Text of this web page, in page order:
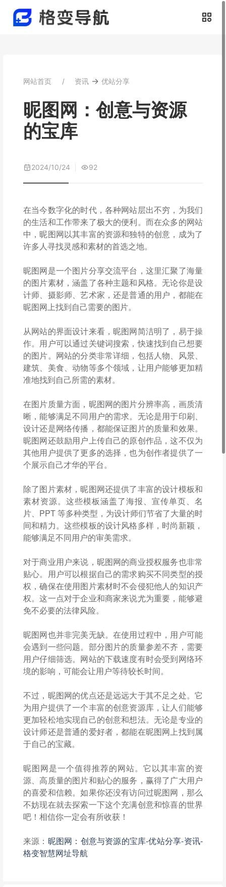
网站首页 资讯 → 优站分享
昵图网：创意与资源
的宝库
2024/10/24 92
在当今数字化的时代，各种网站层出不穷，为我们
的生活和工作带来了极大的便利。而在众多的网站
中，昵图网以其丰富的资源和独特的创意，成为了
许多人寻找灵感和素材的首选之地。
昵图网是一个图片分享交流平台，这里汇聚了海量
的图片素材，涵盖了各种主题和风格。无论你是设
计师、摄影师、艺术家，还是普通的用户，都能在
昵图网上找到自己需要的图片。
从网站的界面设计来看，昵图网简洁明了，易于操
作。用户可以通过关键词搜索，快速找到自己想要
的图片。网站的分类非常详细，包括人物、风景、
建筑、美食、动物等多个领域，让用户能够更加精
准地找到自己所需的素材。
在图片质量方面，昵图网的图片分辨率高，画质清
晰，能够满足不同用户的需求。无论是用于印刷、
设计还是网络传播，都能保证图片的质量和效果。
昵图网还鼓励用户上传自己的原创作品，这不仅为
其他用户提供了更多的选择，也为创作者提供了一
个展示自己才华的平台。
除了图片素材，昵图网还提供了丰富的设计模板和
素材资源。这些模板涵盖了海报、宣传单页、名
片、PPT 等多种类型，为设计师们节省了大量的时
间和精力。这些模板的设计风格多样，时尚新颖，
能够满足不同用户的审美需求。
对于商业用户来说，昵图网的商业授权服务也非常
贴心。用户可以根据自己的需求购买不同类型的授
权，确保在使用图片素材时不会侵犯他人的知识产
权。这一点对于企业和商家来说尤为重要，能够避
免不必要的法律风险。
昵图网也并非完美无缺。在使用过程中，用户可能
会遇到一些问题。部分图片的质量参差不齐，需要
用户仔细筛选。网站的下载速度有时会受到网络环
境的影响，可能会让用户等待较长时间。
不过，昵图网的优点还是远远大于其不足之处。它
为用户提供了一个丰富的创意资源库，让人们能够
更加轻松地实现自己的创意和想法。无论是专业的
设计师还是普通的爱好者，都能在昵图网上找到属
于自己的宝藏。
昵图网是一个值得推荐的网站。它以其丰富的资
源、高质量的图片和贴心的服务，赢得了广大用户
的喜爱和信赖。如果你还没有访问过昵图网，那么
不妨现在就去探索一下这个充满创意和惊喜的世界
吧！相信你一定会有所收获！
来源： 昵图网：创意与资源的宝库-优站分享-资讯-
格变智慧网址导航